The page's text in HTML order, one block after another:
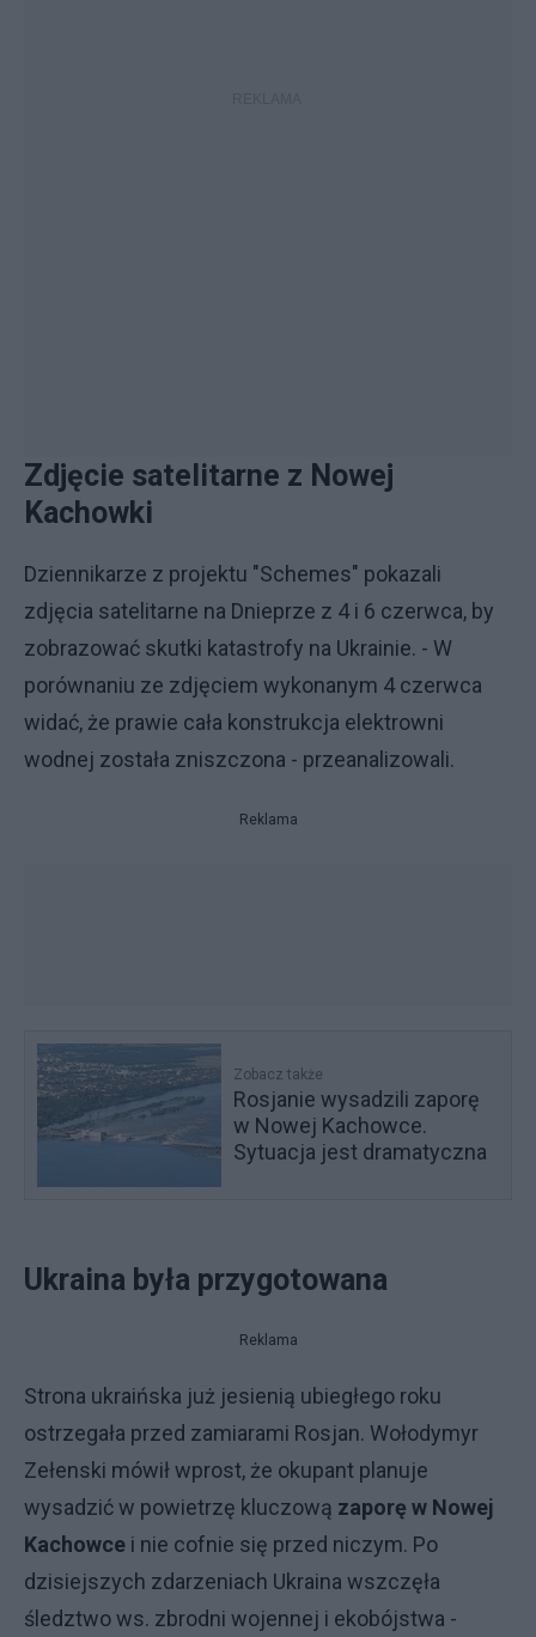
Zdjęcie satelitarne z Nowej
Kachowki
Dziennikarze z projektu "Schemes" pokazali
zdjęcia satelitarne na Dnieprze z 4 i 6 czerwca, by
zobrazować skutki katastrofy na Ukrainie. - W
porównaniu ze zdjęciem wykonanym 4 czerwca
widać, że prawie cała konstrukcja elektrowni
wodnej została zniszczona - przeanalizowali.
Reklama
Zobacz także
Rosjanie wysadzili zaporę
w Nowej Kachowce.
Sytuacja jest dramatyczna
Ukraina była przygotowana
Reklama
Strona ukraińska już jesienią ubiegłego roku
ostrzegała przed zamiarami Rosjan. Wołodymyr
Zełenski mówił wprost, że okupant planuje
wysadzić w powietrzę kluczową zaporę w Nowej
Kachowce i nie cofnie się przed niczym. Po
dzisiejszych zdarzeniach Ukraina wszczęła
śledztwo ws. zbrodni wojennej i ekobójstwa -